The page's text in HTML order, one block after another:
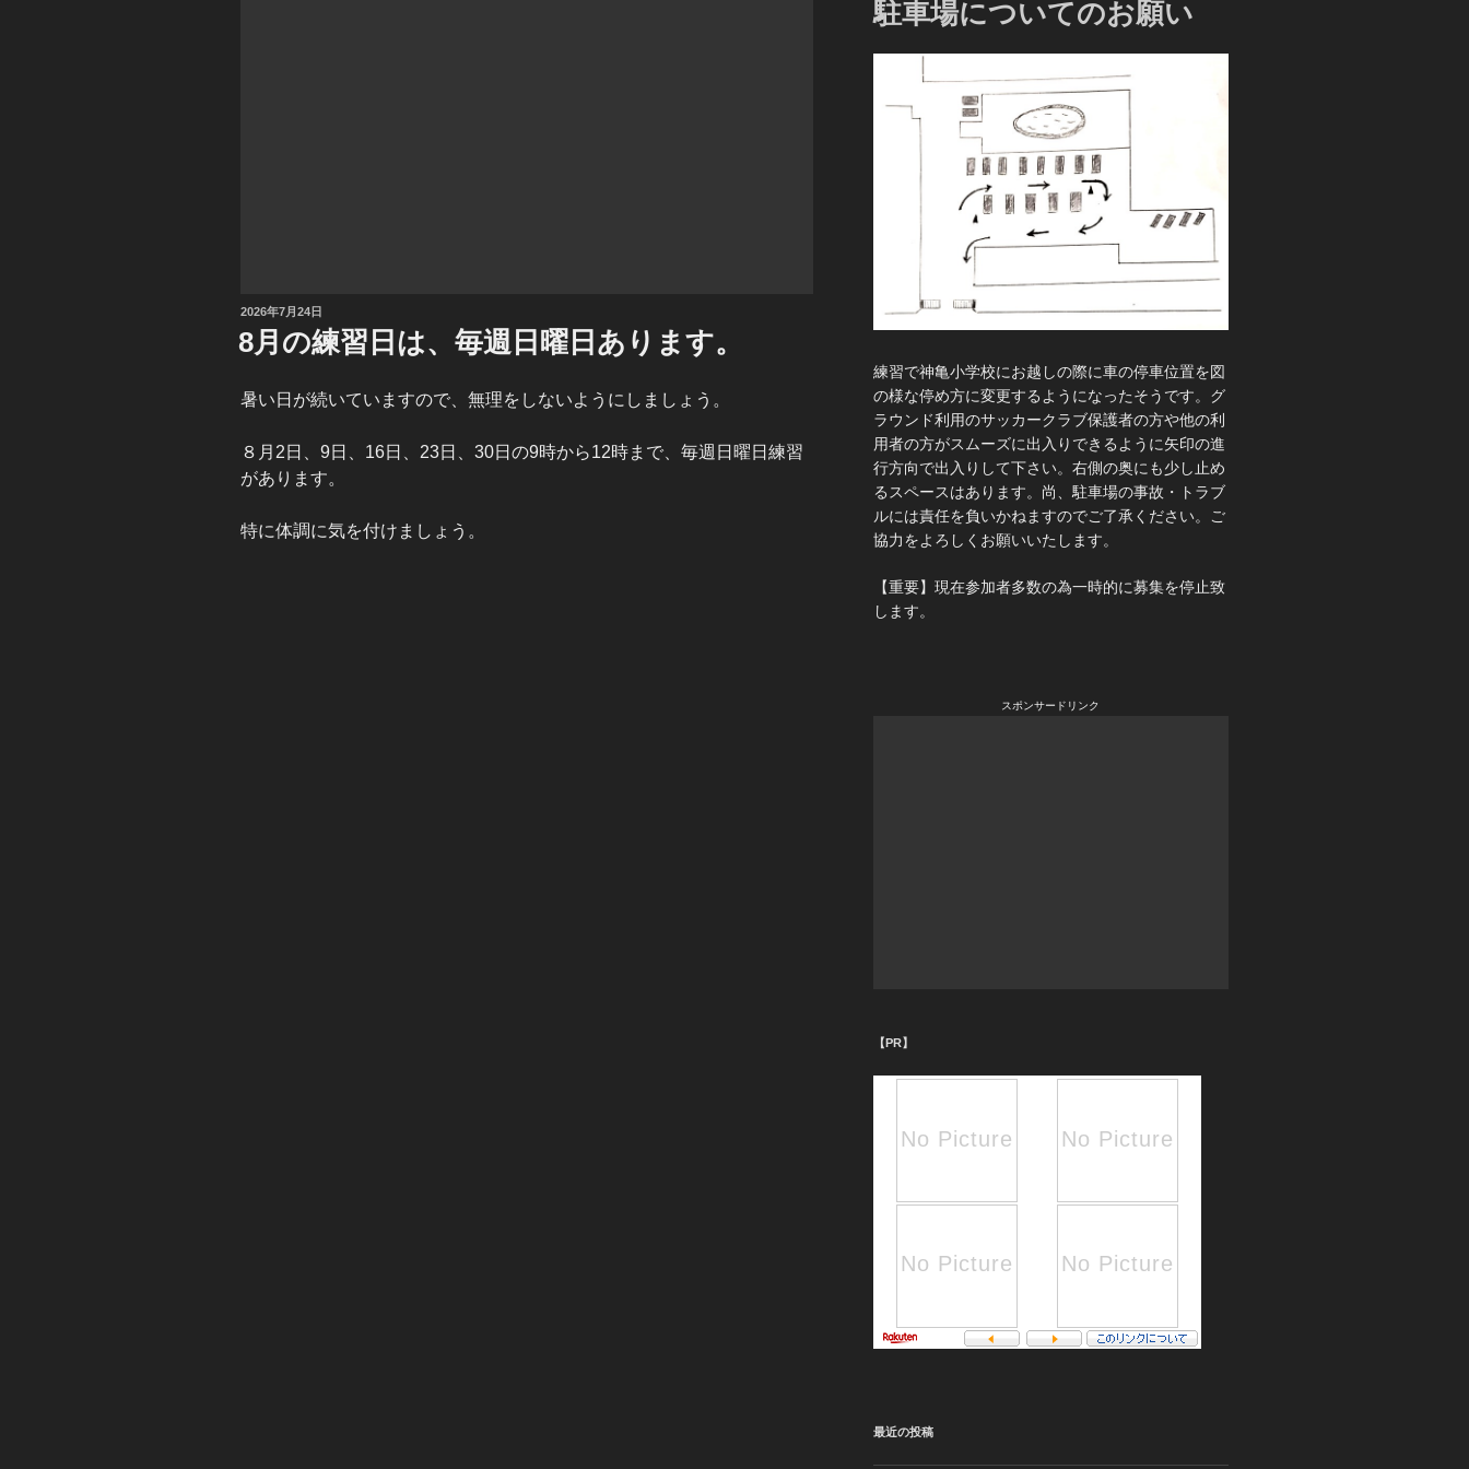
投
日:
2026年7月24日
8月の練習日は、毎週日曜日あります。
暑い日が続いていますので、無理をしないようにしましょう。
８月2日、9日、16日、23日、30日の9時から12時まで、毎週日曜日練習
があります。
特に体調に気を付けましょう。
駐車場についてのお願い
練習で神亀小学校にお越しの際に車の停車位置を図
の様な停め方に変更するようになったそうです。グ
ラウンド利用のサッカークラブ保護者の方や他の利
用者の方がスムーズに出入りできるように矢印の進
行方向で出入りして下さい。右側の奥にも少し止め
るスペースはあります。尚、駐車場の事故・トラブ
ルには責任を負いかねますのでご了承ください。ご
協力をよろしくお願いいたします。
【重要】現在参加者多数の為一時的に募集を停止致
します。
スポンサードリンク
【PR】
最近の投稿